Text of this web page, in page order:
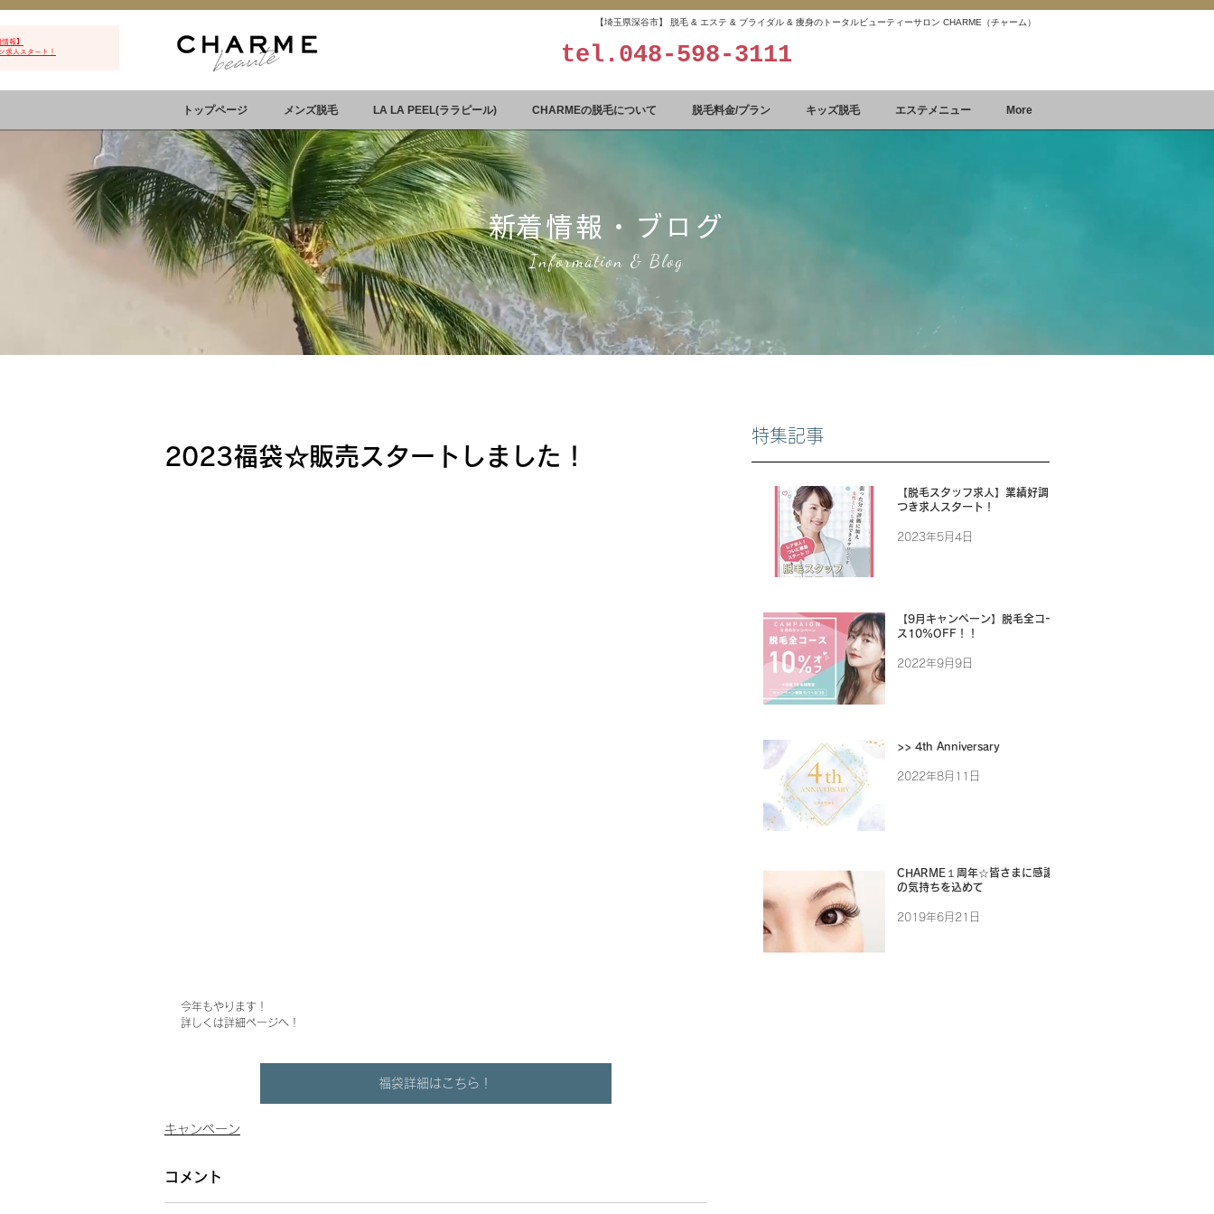
報】
求人スタート！
【埼玉県深谷市】 脱毛 & エステ & ブライダル & 痩身のトータルビューティーサロン CHARME（チャーム）
tel. 048-598-3111
トップページ メンズ脱毛 LA LA PEEL(ララピール) CHARMEの脱毛について 脱毛料金/プラン キッズ脱毛 エステメニュー More
​新着情報・ブログ
Information & Blog
2023福袋☆販売スタートしました！
今年もやります！
詳しくは詳細ページへ！
福袋詳細はこちら！
キャンペーン
コメント
特集記事
【脱毛スタッフ求人】業績好調に
つき求人スタート！
2023年5月4日
【9月キャンペーン】脱毛全コー
ス10%OFF！！
2022年9月9日
>> 4th Anniversary
2022年8月11日
CHARME１周年☆皆さまに感謝
の気持ちを込めて
2019年6月21日